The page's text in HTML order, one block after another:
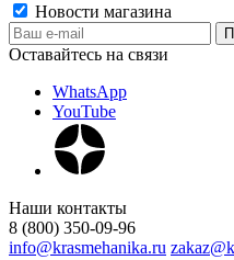
Новости магазина
Оставайтесь на связи
WhatsApp
YouTube
Наши контакты
8 (800) 350-09-96
info@krasmehanika.ru